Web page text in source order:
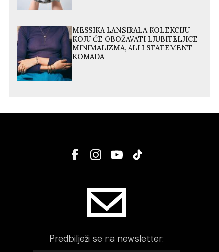
MESSIKA LANSIRALA KOLEKCIJU
KOJU ĆE OBOŽAVATI LJUBITELJICE
MINIMALIZMA, ALI I STATEMENT
KOMADA
Predbilježi se na newsletter: